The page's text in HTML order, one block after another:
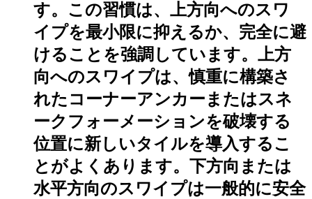
す。この習慣は、上方向へのスワ
イプを最小限に抑えるか、完全に避
けることを強調しています。上方
向へのスワイプは、慎重に構築さ
れたコーナーアンカーまたはスネ
ークフォーメーションを破壊する
位置に新しいタイルを導入するこ
とがよくあります。下方向または
水平方向のスワイプは一般的に安全